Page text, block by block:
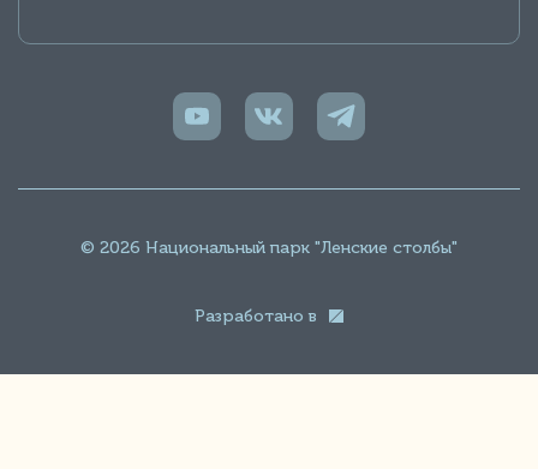
© 2026 Национальный парк "Ленские столбы"
Разработано в